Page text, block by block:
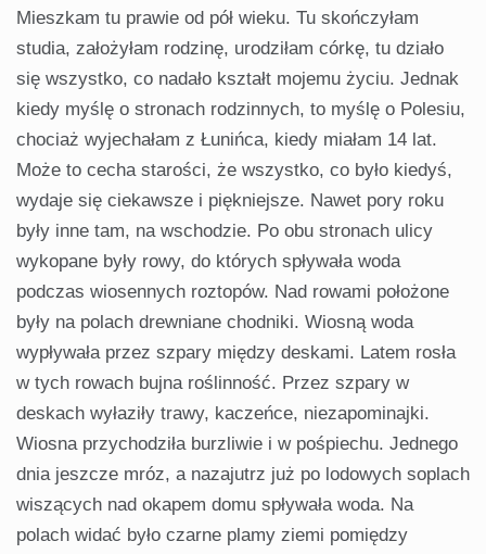
Mieszkam tu prawie od pół wieku. Tu skończyłam
studia, założyłam rodzinę, urodziłam córkę, tu działo
się wszystko, co nadało kształt mojemu życiu. Jednak
kiedy myślę o stronach rodzinnych, to myślę o Polesiu,
chociaż wyjechałam z Łunińca, kiedy miałam 14 lat.
Może to cecha starości, że wszystko, co było kiedyś,
wydaje się ciekawsze i piękniejsze. Nawet pory roku
były inne tam, na wschodzie. Po obu stronach ulicy
wykopane były rowy, do których spływała woda
podczas wiosennych roztopów. Nad rowami położone
były na polach drewniane chodniki. Wiosną woda
wypływała przez szpary między deskami. Latem rosła
w tych rowach bujna roślinność. Przez szpary w
deskach wyłaziły trawy, kaczeńce, niezapominajki.
Wiosna przychodziła burzliwie i w pośpiechu. Jednego
dnia jeszcze mróz, a nazajutrz już po lodowych soplach
wiszących nad okapem domu spływała woda. Na
polach widać było czarne plamy ziemi pomiędzy